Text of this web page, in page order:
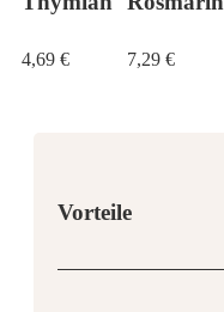
4,69 € 7,29 €
Vorteile